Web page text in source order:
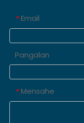
* Email
Pangalan
* Mensahe